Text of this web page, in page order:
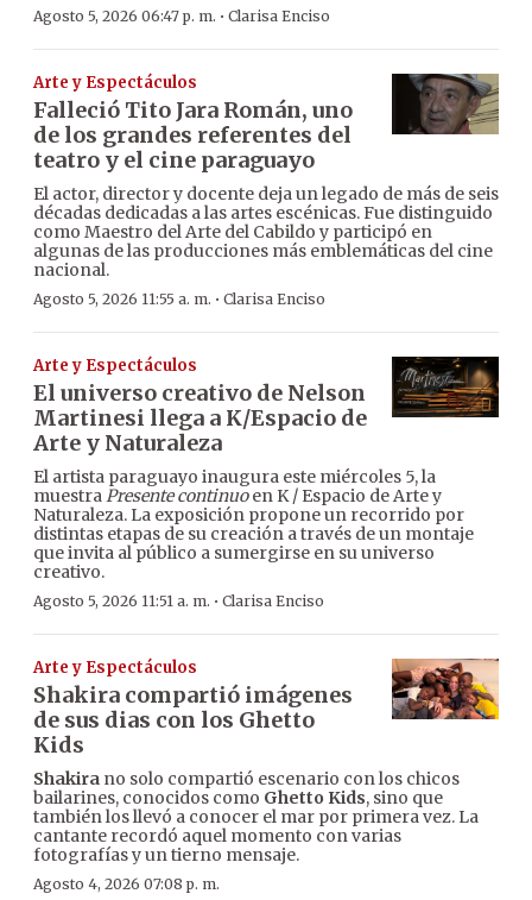
Agosto 5, 2026 06:47 p. m. · Clarisa Enciso
Arte y Espectáculos
Falleció Tito Jara Román, uno
de los grandes referentes del
teatro y el cine paraguayo
El actor, director y docente deja un legado de más de seis
décadas dedicadas a las artes escénicas. Fue distinguido
como Maestro del Arte del Cabildo y participó en
algunas de las producciones más emblemáticas del cine
nacional.
Agosto 5, 2026 11:55 a. m. · Clarisa Enciso
Arte y Espectáculos
El universo creativo de Nelson
Martinesi llega a K/Espacio de
Arte y Naturaleza
El artista paraguayo inaugura este miércoles 5, la
muestraPresente continuoen K / Espacio de Arte y
Naturaleza. La exposición propone un recorrido por
distintas etapas de su creación a través de un montaje
que invita al público a sumergirse en su universo
creativo.
Agosto 5, 2026 11:51 a. m. · Clarisa Enciso
Arte y Espectáculos
Shakira compartió imágenes
de sus dias con los Ghetto
Kids
Shakira no solo compartió escenario con los chicos
bailarines, conocidos como Ghetto Kids, sino que
también los llevó a conocer el mar por primera vez. La
cantante recordó aquel momento con varias
fotografías y un tierno mensaje.
Agosto 4, 2026 07:08 p. m.